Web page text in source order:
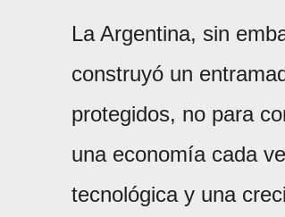
La Argentina, sin
construyó un
protegidos, no para
una economía cada
tecnológica y una